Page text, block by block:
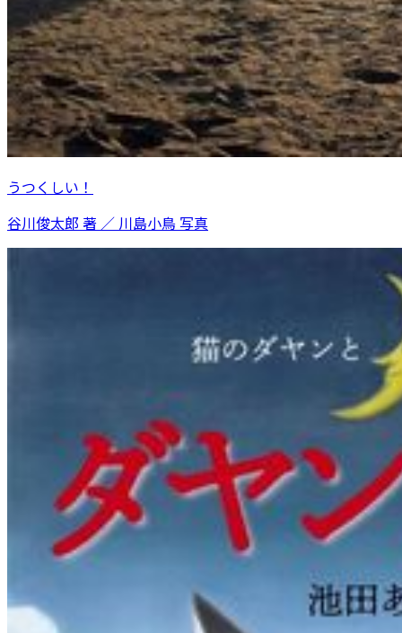
うつくしい！
谷川俊太郎 著 ／ 川島小鳥 写真